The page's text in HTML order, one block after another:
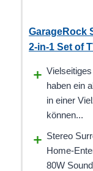
GarageRock
2-in-1 Set of
haben ein
in einer
können...
Stereo
Home-
80W